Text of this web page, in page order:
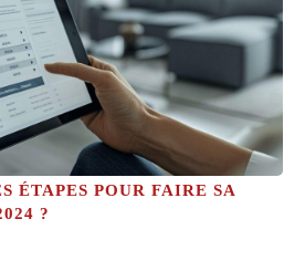
ÉTAPES POUR FAIRE SA
?